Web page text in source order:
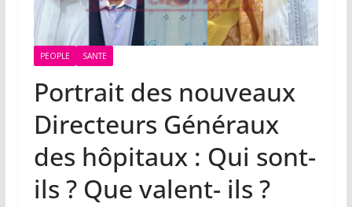
PEOPLE SANTE
Portrait des nouveaux
Directeurs Généraux
des hôpitaux : Qui sont-
ils ? Que valent- ils ?